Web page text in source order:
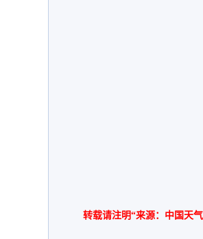
转载请注明“来源：中国天气